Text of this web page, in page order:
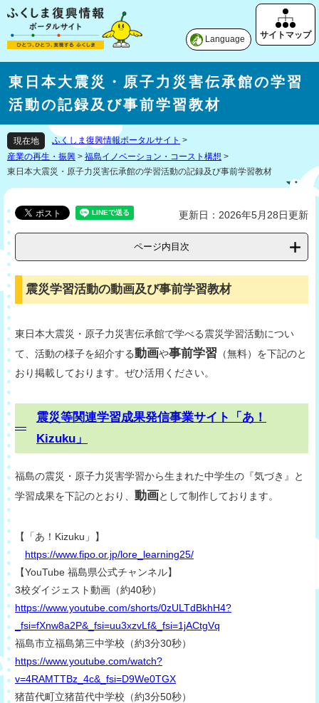
Language
東日本大震災・原子力災害伝承館の学習
活動の記録及び事前学習教材
現在地 ふくしま復興情報ポータルサイト >
産業の再生・振興 > 福島イノベーション・コースト構想 >
東日本大震災・原子力災害伝承館の学習活動の記録及び事前学習教材
更新日：2026年5月28日更新
ページ内目次
震災学習活動の動画及び事前学習教材
東日本大震災・原子力災害伝承館で学べる震災学習活動につい
て、活動の様子を紹介する動画や事前学習 （無料）を下記のと
おり掲載しております。ぜひ活用ください。
震災等関連学習成果発信事業サイト「あ！
Kizuku」
福島の震災・原子力災害学習から生まれた中学生の『気づき』と
学習成果を下記のとおり、 動画として制作しております。
【「あ！Kizuku」】
https://www.fipo.or.jp/lore_learning25/
【YouTube 福島県公式チャンネル】
3校ダイジェスト動画（約40秒）
https://www.youtube.com/shorts/0zULTdBkhH4?
_fsi=fXnw8a2P&_fsi=uu3xzvLf&_fsi=1jACtgVq
福島市立福島第三中学校（約3分30秒）
https://www.youtube.com/watch?
v=4RAMTTBz_4c&_fsi=D9We0TGX
猪苗代町立猪苗代中学校（約3分50秒）